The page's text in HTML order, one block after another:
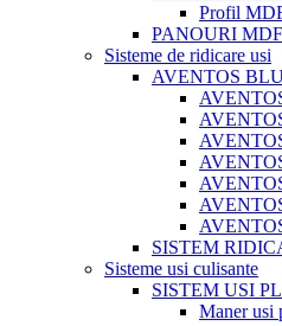
Profil
PANOURI MDF
Sisteme de ridicare usi
AVENTOS
SISTEM
Sisteme usi culisante
SISTEM USI
Maner usi